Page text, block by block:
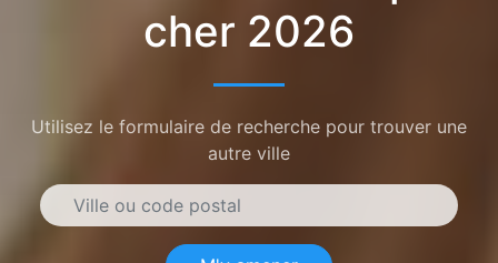
cher 2026
Utilisez le formulaire de recherche pour trouver une
autre ville